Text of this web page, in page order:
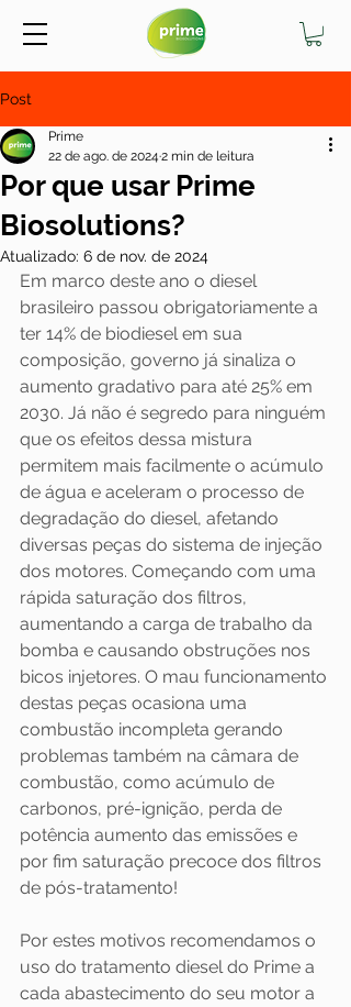
Post
Por que usar Prime
Biosolutions?
Prime
22 de ago. de 2024 2 min de leitura
Atualizado: 6 de nov. de 2024
Em marco deste ano o diesel
brasileiro passou obrigatoriamente a
ter 14% de biodiesel em sua
composição, governo já sinaliza o
aumento gradativo para até 25% em
2030. Já não é segredo para ninguém
que os efeitos dessa mistura
permitem mais facilmente o acúmulo
de água e aceleram o processo de
degradação do diesel, afetando
diversas peças do sistema de injeção
dos motores. Começando com uma
rápida saturação dos filtros,
aumentando a carga de trabalho da
bomba e causando obstruções nos
bicos injetores. O mau funcionamento
destas peças ocasiona uma
combustão incompleta gerando
problemas também na câmara de
combustão, como acúmulo de
carbonos, pré-ignição, perda de
potência aumento das emissões e
por fim saturação precoce dos filtros
de pós-tratamento!
Por estes motivos recomendamos o
uso do tratamento diesel do Prime a
cada abastecimento do seu motor a